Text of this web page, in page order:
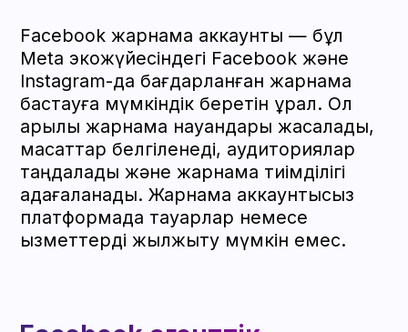
беретін несие желісі бар агенттік
аккаунттарға басымдық береміз.
Сондай-ақ спенд тарихы бар және
байланыстырылған карталары бар
агенттік БМ қолжетімді.
Facebook жарнама
кабинетінің құралдары
Бұл жарнаманы басқарудың негізгі
Ads Manager